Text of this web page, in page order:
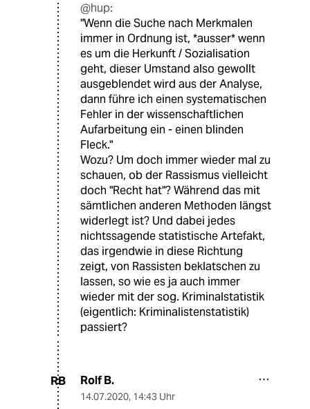
@hup:
"Wenn die Suche nach Merkmalen
immer in Ordnung ist, *ausser* wenn
es um die Herkunft / Sozialisation
geht, dieser Umstand also gewollt
ausgeblendet wird aus der Analyse,
dann führe ich einen systematischen
Fehler in der wissenschaftlichen
Aufarbeitung ein - einen blinden
Fleck."
Wozu? Um doch immer wieder mal zu
schauen, ob der Rassismus vielleicht
doch "Recht hat"? Während das mit
sämtlichen anderen Methoden längst
widerlegt ist? Und dabei jedes
nichtssagende statistische Artefakt,
das irgendwie in diese Richtung
zeigt, von Rassisten beklatschen zu
lassen, so wie es ja auch immer
wieder mit der sog. Kriminalstatistik
(eigentlich: Kriminalistenstatistik)
passiert?
RB Rolf B.
14.07.2020, 14:43 Uhr